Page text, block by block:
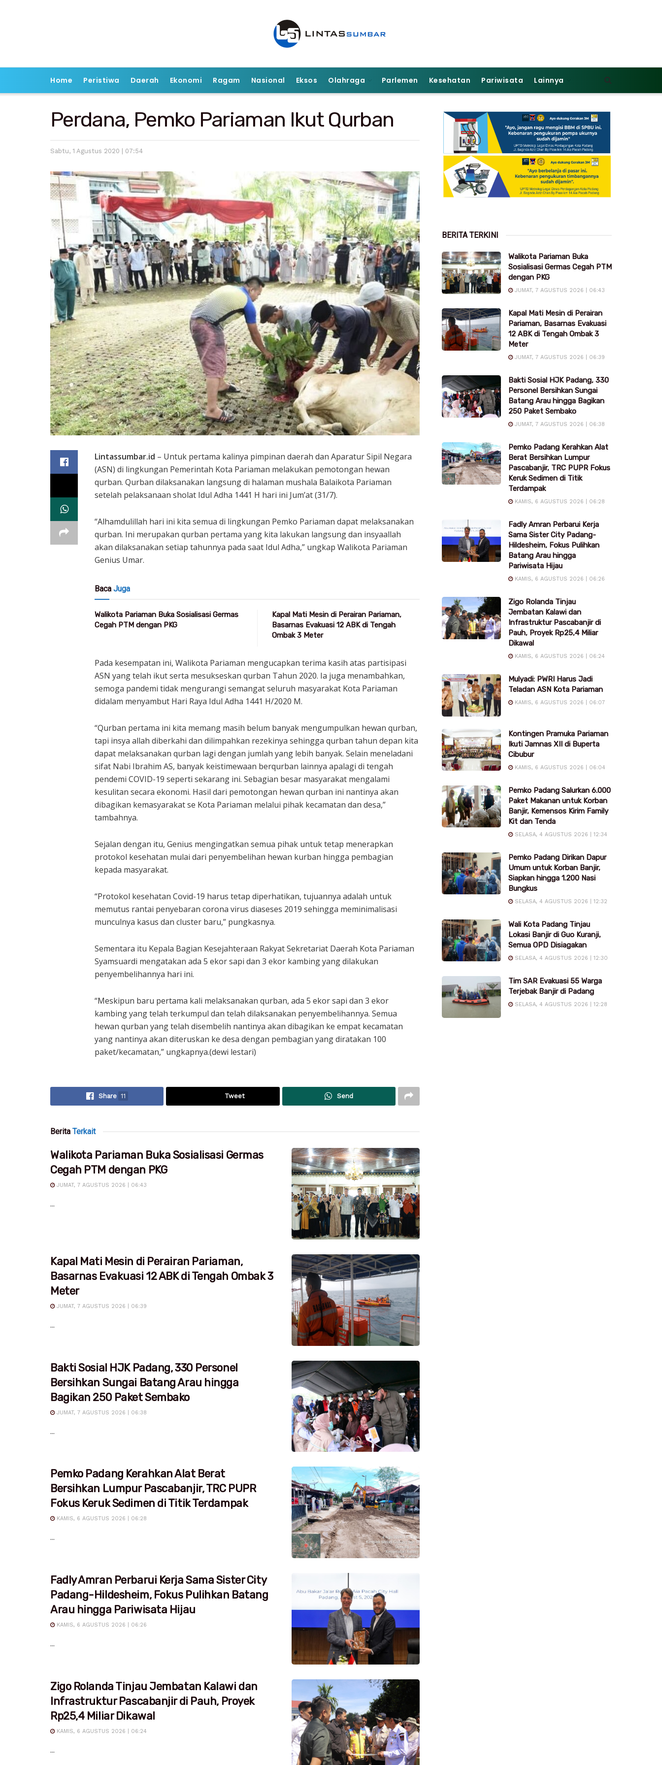
Home Peristiwa Daerah Ekonomi Ragam Nasional Eksos Olahraga Parlemen Kesehatan Pariwisata Lainnya
Perdana, Pemko Pariaman Ikut Qurban
Sabtu, 1 Agustus 2020 | 07:54
Lintassumbar.id – Untuk pertama kalinya pimpinan daerah dan Aparatur Sipil Negara
(ASN) di lingkungan Pemerintah Kota Pariaman melakukan pemotongan hewan
qurban. Qurban dilaksanakan langsung di halaman mushala Balaikota Pariaman
setelah pelaksanaan sholat Idul Adha 1441 H hari ini Jum’at (31/7).
“Alhamdulillah hari ini kita semua di lingkungan Pemko Pariaman dapat melaksanakan
qurban. Ini merupakan qurban pertama yang kita lakukan langsung dan insyaallah
akan dilaksanakan setiap tahunnya pada saat Idul Adha,” ungkap Walikota Pariaman
Genius Umar.
Baca Juga
Walikota Pariaman Buka Sosialisasi Germas
Cegah PTM dengan PKG
Kapal Mati Mesin di Perairan Pariaman,
Basarnas Evakuasi 12 ABK di Tengah
Ombak 3 Meter
Pada kesempatan ini, Walikota Pariaman mengucapkan terima kasih atas partisipasi
ASN yang telah ikut serta mesukseskan qurban Tahun 2020. Ia juga menambahkan,
semoga pandemi tidak mengurangi semangat seluruh masyarakat Kota Pariaman
didalam menyambut Hari Raya Idul Adha 1441 H/2020 M.
“Qurban pertama ini kita memang masih belum banyak mengumpulkan hewan qurban,
tapi insya allah diberkahi dan dilimpahkan rezekinya sehingga qurban tahun depan kita
dapat melaksanakan qurban lagi dengan jumlah yang lebih banyak. Selain meneladani
sifat Nabi Ibrahim AS, banyak keistimewaan berqurban lainnya apalagi di tengah
pendemi COVID-19 seperti sekarang ini. Sebagian besar masyarakat mengalami
kesulitan secara ekonomi. Hasil dari pemotongan hewan qurban ini nantinya akan
dibagikan kemasyarakat se Kota Pariaman melalui pihak kecamatan dan desa,”
tambahnya.
Sejalan dengan itu, Genius mengingatkan semua pihak untuk tetap menerapkan
protokol kesehatan mulai dari penyembelihan hewan kurban hingga pembagian
kepada masyarakat.
“Protokol kesehatan Covid-19 harus tetap diperhatikan, tujuannya adalah untuk
memutus rantai penyebaran corona virus diaseses 2019 sehingga meminimalisasi
munculnya kasus dan cluster baru,” pungkasnya.
Sementara itu Kepala Bagian Kesejahteraan Rakyat Sekretariat Daerah Kota Pariaman
Syamsuardi mengatakan ada 5 ekor sapi dan 3 ekor kambing yang dilakukan
penyembelihannya hari ini.
“Meskipun baru pertama kali melaksanakan qurban, ada 5 ekor sapi dan 3 ekor
kambing yang telah terkumpul dan telah dilaksanakan penyembelihannya. Semua
hewan qurban yang telah disembelih nantinya akan dibagikan ke empat kecamatan
yang nantinya akan diteruskan ke desa dengan pembagian yang diratakan 100
paket/kecamatan,” ungkapnya.(dewi lestari)
Share 11 Tweet Send
Berita Terkait
Walikota Pariaman Buka Sosialisasi Germas
Cegah PTM dengan PKG
JUMAT, 7 AGUSTUS 2026 | 06:43
...
Kapal Mati Mesin di Perairan Pariaman,
Basarnas Evakuasi 12 ABK di Tengah Ombak 3
Meter
JUMAT, 7 AGUSTUS 2026 | 06:39
...
Bakti Sosial HJK Padang, 330 Personel
Bersihkan Sungai Batang Arau hingga
Bagikan 250 Paket Sembako
JUMAT, 7 AGUSTUS 2026 | 06:38
...
Pemko Padang Kerahkan Alat Berat
Bersihkan Lumpur Pascabanjir, TRC PUPR
Fokus Keruk Sedimen di Titik Terdampak
KAMIS, 6 AGUSTUS 2026 | 06:28
...
Fadly Amran Perbarui Kerja Sama Sister City
Padang-Hildesheim, Fokus Pulihkan Batang
Arau hingga Pariwisata Hijau
KAMIS, 6 AGUSTUS 2026 | 06:26
...
Zigo Rolanda Tinjau Jembatan Kalawi dan
Infrastruktur Pascabanjir di Pauh, Proyek
Rp25,4 Miliar Dikawal
KAMIS, 6 AGUSTUS 2026 | 06:24
...
BERITA TERKINI
Walikota Pariaman Buka
Sosialisasi Germas Cegah PTM
dengan PKG
JUMAT, 7 AGUSTUS 2026 | 06:43
Kapal Mati Mesin di Perairan
Pariaman, Basarnas Evakuasi
12 ABK di Tengah Ombak 3
Meter
JUMAT, 7 AGUSTUS 2026 | 06:39
Bakti Sosial HJK Padang, 330
Personel Bersihkan Sungai
Batang Arau hingga Bagikan
250 Paket Sembako
JUMAT, 7 AGUSTUS 2026 | 06:38
Pemko Padang Kerahkan Alat
Berat Bersihkan Lumpur
Pascabanjir, TRC PUPR Fokus
Keruk Sedimen di Titik
Terdampak
KAMIS, 6 AGUSTUS 2026 | 06:28
Fadly Amran Perbarui Kerja
Sama Sister City Padang-
Hildesheim, Fokus Pulihkan
Batang Arau hingga
Pariwisata Hijau
KAMIS, 6 AGUSTUS 2026 | 06:26
Zigo Rolanda Tinjau
Jembatan Kalawi dan
Infrastruktur Pascabanjir di
Pauh, Proyek Rp25,4 Miliar
Dikawal
KAMIS, 6 AGUSTUS 2026 | 06:24
Mulyadi: PWRI Harus Jadi
Teladan ASN Kota Pariaman
KAMIS, 6 AGUSTUS 2026 | 06:07
Kontingen Pramuka Pariaman
Ikuti Jamnas XII di Buperta
Cibubur
KAMIS, 6 AGUSTUS 2026 | 06:04
Pemko Padang Salurkan 6.000
Paket Makanan untuk Korban
Banjir, Kemensos Kirim Family
Kit dan Tenda
SELASA, 4 AGUSTUS 2026 | 12:34
Pemko Padang Dirikan Dapur
Umum untuk Korban Banjir,
Siapkan hingga 1.200 Nasi
Bungkus
SELASA, 4 AGUSTUS 2026 | 12:32
Wali Kota Padang Tinjau
Lokasi Banjir di Guo Kuranji,
Semua OPD Disiagakan
SELASA, 4 AGUSTUS 2026 | 12:30
Tim SAR Evakuasi 55 Warga
Terjebak Banjir di Padang
SELASA, 4 AGUSTUS 2026 | 12:28